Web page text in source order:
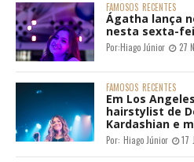
FAMOSOS RECENTES
Ágatha lança
nesta sexta-
Por:Hiago Júnior 27
FAMOSOS RECENTES
Em Los
hairstylist de
Kardashian e
Por: Hiago Júnior 17